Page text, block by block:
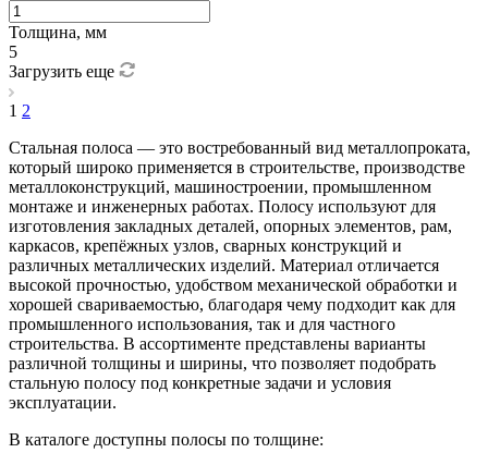
Толщина, мм
5
Загрузить еще
1 2
Стальная полоса — это востребованный вид металлопроката,
который широко применяется в строительстве, производстве
металлоконструкций, машиностроении, промышленном
монтаже и инженерных работах. Полосу используют для
изготовления закладных деталей, опорных элементов, рам,
каркасов, крепёжных узлов, сварных конструкций и
различных металлических изделий. Материал отличается
высокой прочностью, удобством механической обработки и
хорошей свариваемостью, благодаря чему подходит как для
промышленного использования, так и для частного
строительства. В ассортименте представлены варианты
различной толщины и ширины, что позволяет подобрать
стальную полосу под конкретные задачи и условия
эксплуатации.
В каталоге доступны полосы по толщине: